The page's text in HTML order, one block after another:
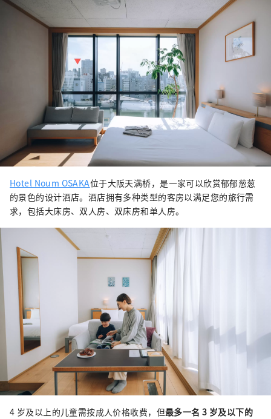
Hotel Noum OSAKA位于大阪天满桥，是一家可以欣赏郁郁葱葱
的景色的设计酒店。酒店拥有多种类型的客房以满足您的旅行需
求，包括大床房、双人房、双床房和单人房。
4 岁及以上的儿童需按成人价格收费，但最多一名 3 岁及以下的